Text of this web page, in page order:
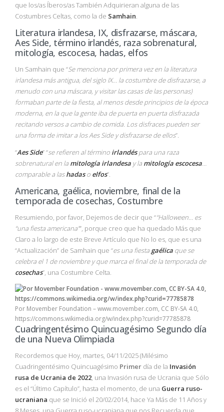
que los/as Íberos/as También Adquirieran alguna de las
Costumbres Celtas, como la de Samhain.
Literatura irlandesa, IX, disfrazarse, máscara,
Aes Side, término irlandés, raza sobrenatural,
mitología, escocesa, hadas, elfos
Un Samhain que “Se menciona por primera vez en la literatura
irlandesa más antigua, del siglo IX… la costumbre de disfrazarse, a
menudo con una máscara, y visitar las casas de las personas)
formaban parte de la fiesta, al menos desde principios de la época
moderna, en la que la gente iba de puerta en puerta disfrazada
recitando versos a cambio de comida. Los disfraces pueden ser
una forma de imitar a los Aes Side y disfrazarse de ellos”.
“Aes Side” “se refieren al término irlandéspara una raza
sobrenatural en la mitología irlandesa y la mitología escocesa…
comparable a lashadaso elfos”.
Americana, gaélica, noviembre, final de la
temporada de cosechas, Costumbre
Resumiendo, por favor, Dejemos de decir que ““Halloween… es
“una fiesta americana””, porque creo que ha quedado Más que
Claro a lo largo de este Breve Artículo que No lo es, que es una
“Actualización” de Samhain que “es una fiesta gaélica que se
celebra el 1 de noviembre y que marca el final de la temporada de
cosechas”, una Costumbre Celta.
Por Movember Foundation – www.movember.com, CC BY-SA 4.0,
https://commons.wikimedia.org/w/index.php?curid=77785878
Cuadringentésimo Quincuagésimo Segundo día
de una Nueva Olimpiada
Recordemos que Hoy, martes, 04/11/2025 (Milésimo
Cuadringentésimo Quincuagésimo Primer día de la Invasión
rusa de Ucrania de 2022, una Invasión rusa de Ucrania que Sólo
es el “Último Capítulo”, hasta el momento, de una Guerra ruso-
ucraniana que se Inició el 20/02/2014, hace Ya Más de 11 Años y